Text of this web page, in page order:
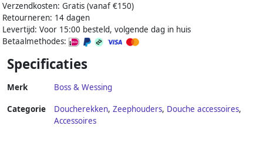
Verzendkosten: Gratis (vanaf €150)
Retourneren: 14 dagen
Levertijd: Voor 15:00 besteld, volgende dag in huis
Betaalmethodes:
Specificaties
Merk Boss & Wessing
Categorie Doucherekken, Zeephouders, Douche accessoires,
Accessoires